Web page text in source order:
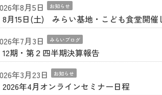
年8月5日
お知らせ
8月15日(土) みらい基地・こども食堂開催
年7月3日
みらいブログ
12期・第２四半期決算報告
年3月23日
お知らせ
2026年4月オンラインセミナー日程